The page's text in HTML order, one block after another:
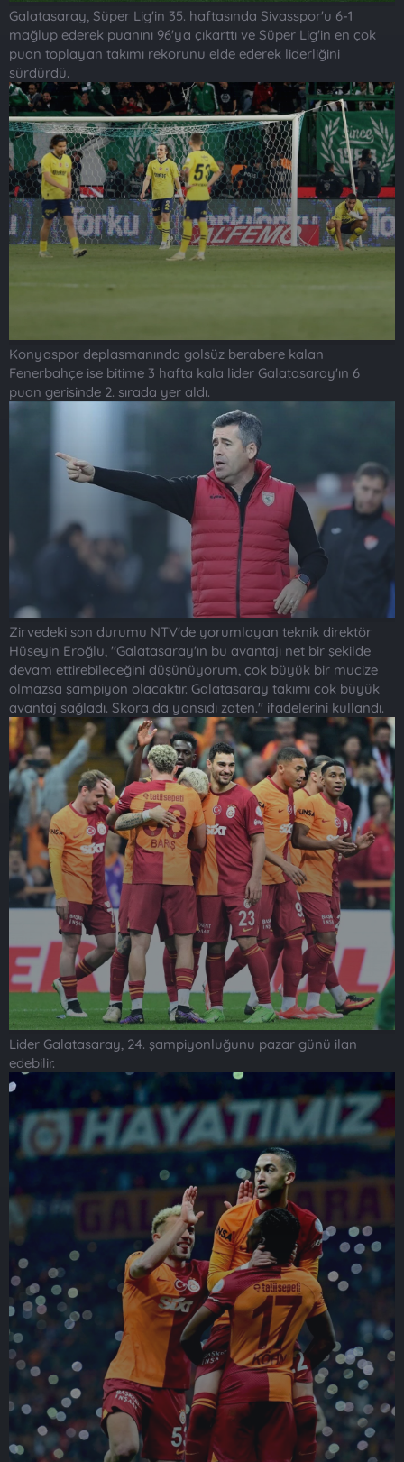
Galatasaray, Süper Lig'in 35. haftasında Sivasspor'u 6-1
mağlup ederek puanını 96'ya çıkarttı ve Süper Lig'in en çok
puan toplayan takımı rekorunu elde ederek liderliğini
sürdürdü.
Konyaspor deplasmanında golsüz berabere kalan
Fenerbahçe ise bitime 3 hafta kala lider Galatasaray'ın 6
puan gerisinde 2. sırada yer aldı.
Zirvedeki son durumu NTV'de yorumlayan teknik direktör
Hüseyin Eroğlu, "Galatasaray'ın bu avantajı net bir şekilde
devam ettirebileceğini düşünüyorum, çok büyük bir mucize
olmazsa şampiyon olacaktır. Galatasaray takımı çok büyük
avantaj sağladı. Skora da yansıdı zaten." ifadelerini kullandı.
Lider Galatasaray, 24. şampiyonluğunu pazar günü ilan
edebilir.